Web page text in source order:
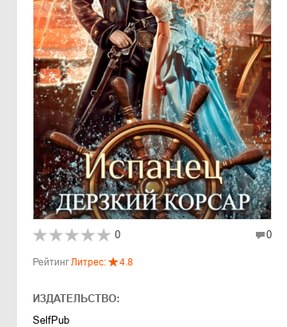
0 0
РейтингЛитрес: 4.8
ИЗДАТЕЛЬСТВО:
SelfPub